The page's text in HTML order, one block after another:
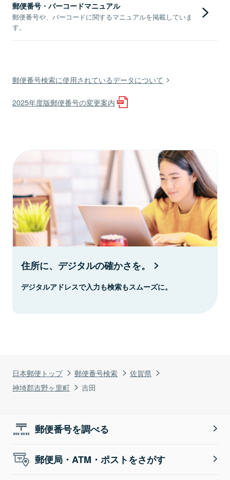
日本郵便トップ 郵便番号検索
佐賀県
神埼郡吉野ヶ里町
吉田
郵便番号・バーコードマニュアル
郵便番号や、バーコードに関するマニュアルを掲載していま
す。
郵便番号検索に使用されているデータについて
2025年度版郵便番号の変更案内
住所に、デジタルの確かさを。
デジタルアドレスで入力も検索もスムーズに。
郵便番号を調べる
郵便局・ATM・ポストをさがす